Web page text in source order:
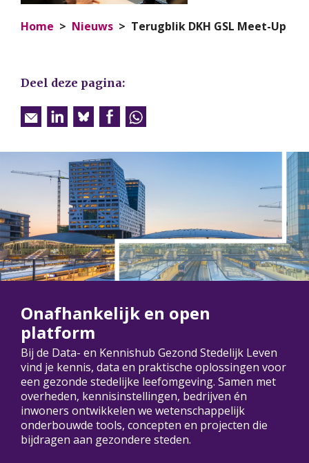
Home Nieuws Terugblik DKH GSL Meet-Up
Deel deze pagina:
Onafhankelijk en open
platform
Bij de Data- en Kennishub Gezond Stedelijk Leven
vind je kennis, data en praktische oplossingen voor
een gezonde stedelijke leefomgeving. Samen met
overheden, kennisinstellingen, bedrijven én
inwoners ontwikkelen we wetenschappelijk
onderbouwde tools, concepten en projecten die
bijdragen aan gezondere steden.